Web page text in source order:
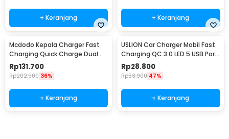
+ Keranjang + Keranjang
Mcdodo Kepala Charger Fast
Charging Quick Charge Dual
Port USB 33 W - CH-092
Rp131.700
Rp202.900 36%
+ Keranjang
USLION Car Charger Mobil Fast
Charging QC 3.0 LED 5 USB Port
A 15A 18W - BK-359
Rp28.800
Rp53.900 47%
+ Keranjang